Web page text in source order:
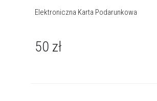
Elektroniczna Karta Podarunkowa
50 zł